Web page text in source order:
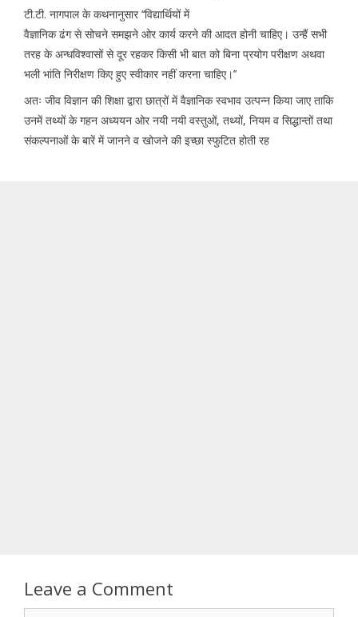
टी.टी. नागपाल के कथनानुसार ‘‘विद्यार्थियों में
वैज्ञानिक ढंग से सोचने समझने ओर कार्य करने की आदत होनी चाहिए। उन्हैं सभी
तरह के अन्धविश्वासों से दूर रहकर किसी भी बात को बिना प्रयोग परीक्षण अथवा
भली भांति निरीक्षण किए हुए स्वीकार नहीं करना चाहिए।’’
अतः जीव विज्ञान की शिक्षा द्वारा छात्रों में वैज्ञानिक स्वभाव उत्पन्न किया जाए ताकि
उनमें तथ्यों के गहन अध्ययन ओर नयी नयी वस्तुओं, तथ्यों, नियम व सिद्धान्तों तथा
संकल्पनाओं के बारें में जानने व खोजने की इच्छा स्फुटित होती रह
Leave a Comment